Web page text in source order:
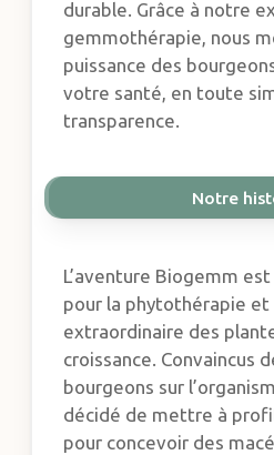
durable. Grâce à notre
gemmothérapie, nous
puissance des
votre santé, en toute
transparence.
Notre
L’aventure Biogemm est
pour la phytothérapie et
extraordinaire des
croissance. Convaincus
bourgeons sur
décidé de mettre à
pour concevoir des